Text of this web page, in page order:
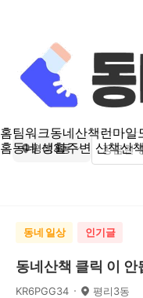
홈팀워크동네산책런마일
홈동네 생활주변 산책산
평리3동
동네 일상 인기글
동네산책 클릭 이 안
KR6PGG34 평리3동